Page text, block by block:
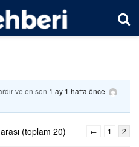
ve en son 1 ay 1 hafta önce
(toplam 20) ← 1 2